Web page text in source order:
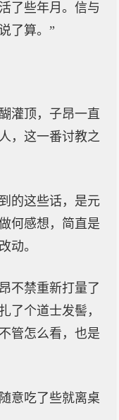
了些年月。信与
了算。”
灌顶，子昂一直
，这一番讨教之
的这些话，是元
何感想，简直是
动。
不禁重新打量了
了个道士发髻，
管怎么看，也是
意吃了些就离桌